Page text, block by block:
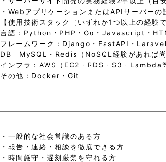
・WebアプリケーションまたはAPIサーバーの
【使用技術スタック（いずれか1つ以上の経験
言語：Python・PHP・Go・Javascript・
フレームワーク：Django・FastAPI・
DB：MySQL・Redis（NoSQL経験があれば尚
インフラ：AWS（EC2・RDS・S3・
その他：Docker・Git
・一般的な社会常識のある方
・報告・連絡・相談を徹底できる方
・時間厳守・遅刻厳禁を守れる方